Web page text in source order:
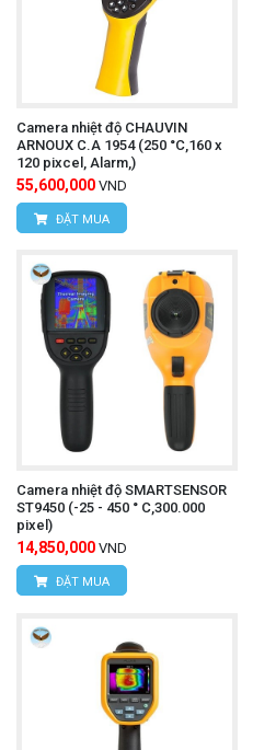
Camera nhiệt độ CHAUVIN
ARNOUX C.A 1954 (250 °C,160 x
120 pixcel, Alarm,)
55,600,000 VND
ĐẶT MUA
Camera nhiệt độ SMARTSENSOR
ST9450 (-25 - 450 ° C,300.000
pixel)
14,850,000 VND
ĐẶT MUA